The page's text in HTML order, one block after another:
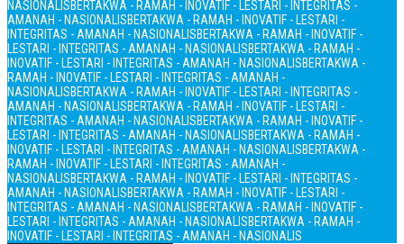
NASIONALISBERTAKWA - RAMAH - INOVATIF - LESTARI - INTEGRITAS -
AMANAH - NASIONALISBERTAKWA - RAMAH - INOVATIF - LESTARI -
INTEGRITAS - AMANAH - NASIONALISBERTAKWA - RAMAH - INOVATIF -
LESTARI - INTEGRITAS - AMANAH - NASIONALISBERTAKWA - RAMAH -
INOVATIF - LESTARI - INTEGRITAS - AMANAH - NASIONALISBERTAKWA -
RAMAH - INOVATIF - LESTARI - INTEGRITAS - AMANAH -
NASIONALISBERTAKWA - RAMAH - INOVATIF - LESTARI - INTEGRITAS -
AMANAH - NASIONALISBERTAKWA - RAMAH - INOVATIF - LESTARI -
INTEGRITAS - AMANAH - NASIONALISBERTAKWA - RAMAH - INOVATIF -
LESTARI - INTEGRITAS - AMANAH - NASIONALISBERTAKWA - RAMAH -
INOVATIF - LESTARI - INTEGRITAS - AMANAH - NASIONALISBERTAKWA -
RAMAH - INOVATIF - LESTARI - INTEGRITAS - AMANAH -
NASIONALISBERTAKWA - RAMAH - INOVATIF - LESTARI - INTEGRITAS -
AMANAH - NASIONALISBERTAKWA - RAMAH - INOVATIF - LESTARI -
INTEGRITAS - AMANAH - NASIONALISBERTAKWA - RAMAH - INOVATIF -
LESTARI - INTEGRITAS - AMANAH - NASIONALISBERTAKWA - RAMAH -
INOVATIF - LESTARI - INTEGRITAS - AMANAH - NASIONALIS